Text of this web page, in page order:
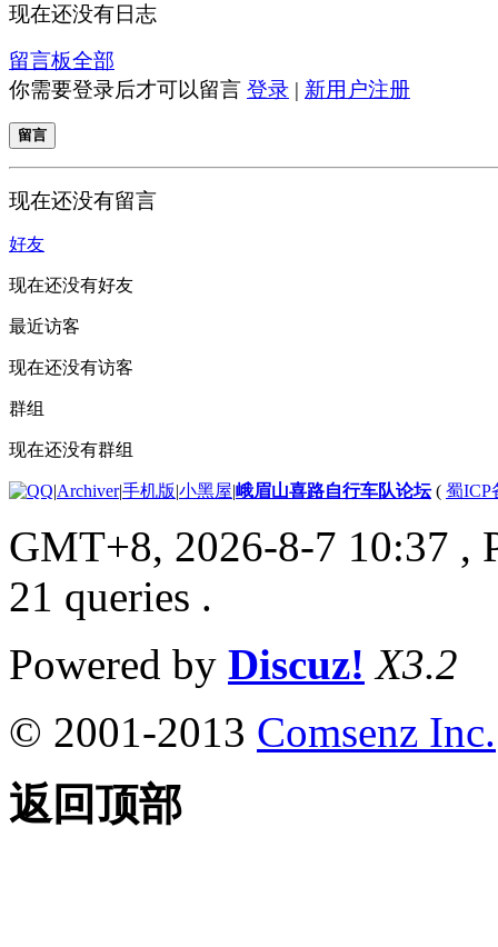
现在还没有日志
留言板全部
你需要登录后才可以留言 登录 | 新用户注册
留言
现在还没有留言
好友
现在还没有好友
最近访客
现在还没有访客
群组
现在还没有群组
|Archiver|手机版|小黑屋|峨眉山喜路自行车队论坛( 蜀ICP
GMT+8, 2026-8-7 10:37 ,
21 queries .
Powered by Discuz! X3.2
© 2001-2013 Comsenz Inc.
返回顶部